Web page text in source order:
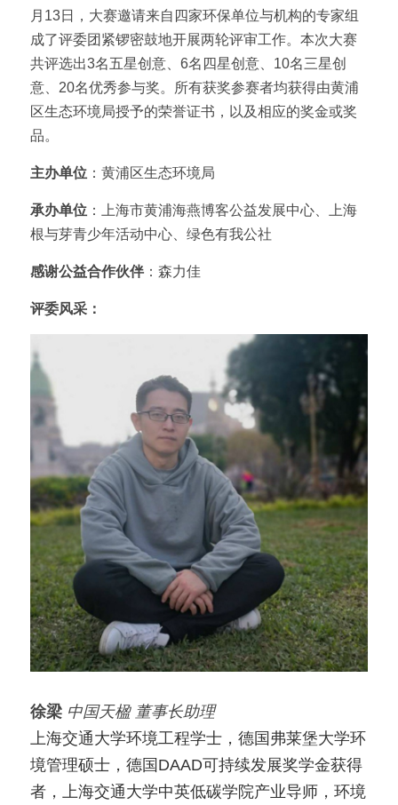
月13日，大赛邀请来自四家环保单位与机构的专家组
成了评委团紧锣密鼓地开展两轮评审工作。本次大赛
共评选出3名五星创意、6名四星创意、10名三星创
意、20名优秀参与奖。所有获奖参赛者均获得由黄浦
区生态环境局授予的荣誉证书，以及相应的奖金或奖
品。
主办单位 ：黄浦区生态环境局
承办单位 ：上海市黄浦海燕博客公益发展中心、上海
根与芽青少年活动中心、绿色有我公社
感谢公益合作伙伴 ：森力佳
评委风采：
徐梁 中国天楹 董事长助理
上海交通大学环境工程学士，德国弗莱堡大学环
境管理硕士，德国DAAD可持续发展奖学金获得
者，上海交通大学中英低碳学院产业导师，环境